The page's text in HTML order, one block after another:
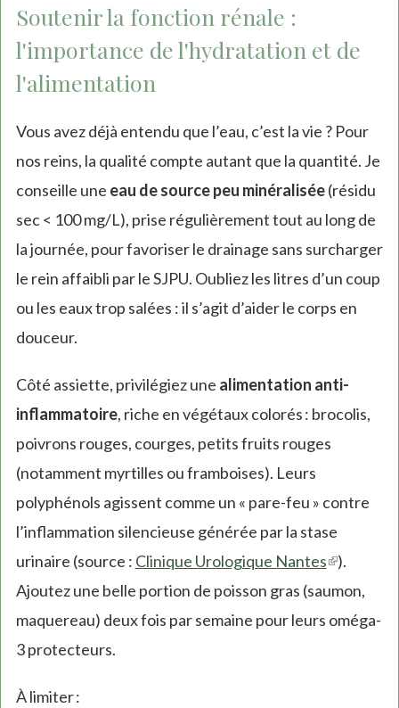
Soutenir la fonction rénale :
l'importance de l'hydratation et de
l'alimentation
Vous avez déjà entendu que l’eau, c’est la vie ? Pour
nos reins, la qualité compte autant que la quantité. Je
conseille une eau de source peu minéralisée(résidu
sec < 100 mg/L), prise régulièrement tout au long de
la journée, pour favoriser le drainage sans surcharger
le rein affaibli par le SJPU. Oubliez les litres d’un coup
ou les eaux trop salées : il s’agit d’aider le corps en
douceur.
Côté assiette, privilégiez une alimentation anti-
inflammatoire, riche en végétaux colorés : brocolis,
poivrons rouges, courges, petits fruits rouges
(notamment myrtilles ou framboises). Leurs
polyphénols agissent comme un « pare-feu » contre
l’inflammation silencieuse générée par la stase
urinaire (source : Clinique Urologique Nantes(link
is
external)
).
Ajoutez une belle portion de poisson gras (saumon,
maquereau) deux fois par semaine pour leurs oméga-
3 protecteurs.
À limiter :